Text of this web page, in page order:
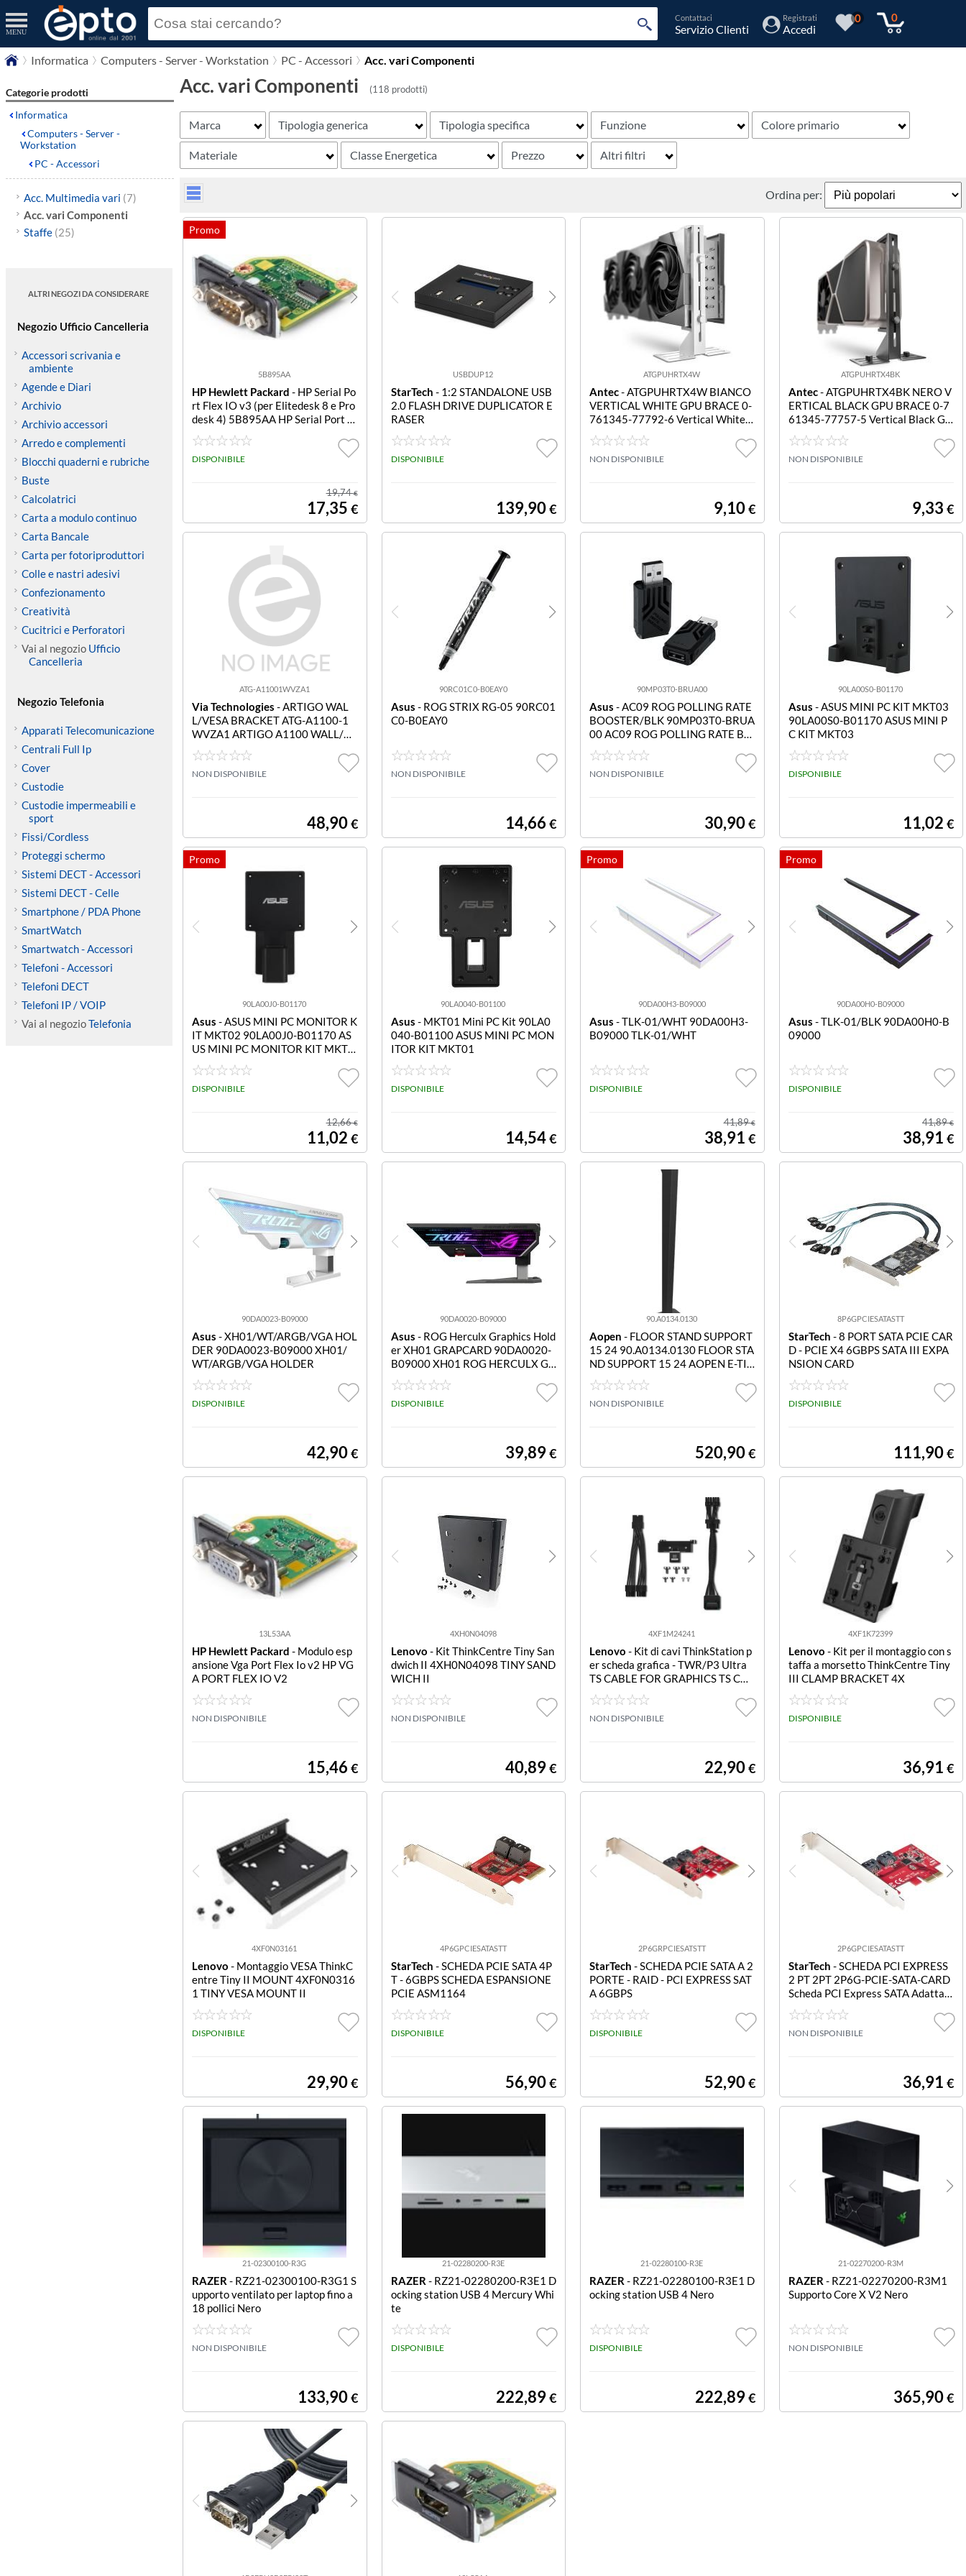
MENU
Contattaci
Servizio Clienti
Registrati
Accedi
0 0
Informatica Computers - Server - Workstation PC - Accessori Acc. vari Componenti
Categorie prodotti
Informatica
Computers - Server -
Workstation
PC - Accessori
Acc. Multimedia vari (7)
Acc. vari Componenti
Staffe (25)
ALTRI NEGOZI DA CONSIDERARE
Negozio Ufficio Cancelleria
Accessori scrivania e
ambiente
Agende e Diari
Archivio
Archivio accessori
Arredo e complementi
Blocchi quaderni e rubriche
Buste
Calcolatrici
Carta a modulo continuo
Carta Bancale
Carta per fotoriproduttori
Colle e nastri adesivi
Confezionamento
Creatività
Cucitrici e Perforatori
Vai al negozio Ufficio
Cancelleria
Negozio Telefonia
Apparati Telecomunicazione
Centrali Full Ip
Cover
Custodie
Custodie impermeabili e
sport
Fissi/Cordless
Proteggi schermo
Sistemi DECT - Accessori
Sistemi DECT - Celle
Smartphone / PDA Phone
SmartWatch
Smartwatch - Accessori
Telefoni - Accessori
Telefoni DECT
Telefoni IP / VOIP
Vai al negozioTelefonia
Acc. vari Componenti (118 prodotti)
Marca Tipologia generica Tipologia specifica Funzione Colore primario
Materiale Classe Energetica Prezzo Altri filtri
Ordina per:
5B895AA
HP Hewlett Packard - HP Serial Po
rt Flex IO v3 (per Elitedesk 8 e Pro
desk 4) 5B895AA HP Serial Port v
3 Flex IO
DISPONIBILE
19,74€
17,35 €
USBDUP12
StarTech - 1:2 STANDALONE USB
2.0 FLASH DRIVE DUPLICATOR E
RASER
DISPONIBILE
139,90€
ATGPUHRTX4W
Antec- ATGPUHRTX4W BIANCO
VERTICAL WHITE GPU BRACE 0-
761345-77792-6 Vertical White
GPU Brace
NON DISPONIBILE
9,10€
ATGPUHRTX4BK
Antec- ATGPUHRTX4BK NERO V
ERTICAL BLACK GPU BRACE 0-7
61345-77757-5 Vertical Black GP
U Brace
NON DISPONIBILE
9,33 €
ATG-A11001WVZA1
Via Technologies - ARTIGO WAL
L/VESA BRACKET ATG-A1100-1
WVZA1 ARTIGO A1100 WALL/VE
SA BRACKET
NON DISPONIBILE
48,90€
90RC01C0-B0EAY0
Asus - ROG STRIX RG-05 90RC01
C0-B0EAY0
NON DISPONIBILE
14,66 €
90MP03T0-BRUA00
Asus - AC09 ROG POLLING RATE
BOOSTER/BLK 90MP03T0-BRUA
00 AC09 ROG POLLING RATE BO
OSTER/BLK
NON DISPONIBILE
30,90€
90LA00S0-B01170
Asus - ASUS MINI PC KIT MKT03
90LA00S0-B01170 ASUS MINI P
C KIT MKT03
DISPONIBILE
11,02 €
90LA00J0-B01170
Asus - ASUS MINI PC MONITOR K
IT MKT02 90LA00J0-B01170 AS
US MINI PC MONITOR KIT MKT0
2
DISPONIBILE
12,66€
11,02 €
90LA0040-B01100
Asus - MKT01 Mini PC Kit 90LA0
040-B01100 ASUS MINI PC MON
ITOR KIT MKT01
DISPONIBILE
14,54€
90DA00H3-B09000
Asus - TLK-01/WHT 90DA00H3-
B09000 TLK-01/WHT
DISPONIBILE
41,89€
38,91 €
90DA00H0-B09000
Asus - TLK-01/BLK 90DA00H0-B
09000
DISPONIBILE
41,89€
38,91 €
90DA0023-B09000
Asus - XH01/WT/ARGB/VGA HOL
DER 90DA0023-B09000 XH01/
WT/ARGB/VGA HOLDER
DISPONIBILE
42,90€
90DA0020-B09000
Asus - ROG Herculx Graphics Hold
er XH01 GRAPCARD 90DA0020-
B09000 XH01 ROG HERCULX GR
APCARD HOLD
DISPONIBILE
39,89€
90.A0134.0130
Aopen - FLOOR STAND SUPPORT
15 24 90.A0134.0130 FLOOR STA
ND SUPPORT 15 24 AOPEN E-TIL
E OUTLINE DIMENSION VESA 75
X75MM 100X100MM COMPATI
BLE: SIZE : 360(W)
NON DISPONIBILE
520,90€
8P6GPCIESATASTT
StarTech - 8 PORT SATA PCIE CAR
D - PCIE X4 6GBPS SATA III EXPA
NSION CARD
DISPONIBILE
111,90€
13L53AA
HP Hewlett Packard - Modulo esp
ansione Vga Port Flex Io v2 HP VG
A PORT FLEX IO V2
NON DISPONIBILE
15,46 €
4XH0N04098
Lenovo - Kit ThinkCentre Tiny San
dwich II 4XH0N04098 TINY SAND
WICH II
NON DISPONIBILE
40,89€
4XF1M24241
Lenovo - Kit di cavi ThinkStation p
er scheda grafica - TWR/P3 Ultra
TS CABLE FOR GRAPHICS TS CAB
LE KIT FOR GRAPHICS CARD
NON DISPONIBILE
22,90€
4XF1K72399
Lenovo - Kit per il montaggio con s
taffa a morsetto ThinkCentre Tiny
III CLAMP BRACKET 4X
DISPONIBILE
36,91 €
4XF0N03161
Lenovo - Montaggio VESA ThinkC
entre Tiny II MOUNT 4XF0N0316
1 TINY VESA MOUNT II
DISPONIBILE
29,90€
4P6GPCIESATASTT
StarTech - SCHEDA PCIE SATA 4P
T - 6GBPS SCHEDA ESPANSIONE
PCIE ASM1164
DISPONIBILE
56,90€
2P6GRPCIESATSTT
StarTech - SCHEDA PCIE SATA A 2
PORTE - RAID - PCI EXPRESS SAT
A 6GBPS
DISPONIBILE
52,90€
2P6GPCIESATASTT
StarTech - SCHEDA PCI EXPRESS
2 PT 2PT 2P6G-PCIE-SATA-CARD
Scheda PCI Express SATA Adattat
ore PCIe SATA 2 Porte 6Gbps
NON DISPONIBILE
36,91 €
21-02300100-R3G
RAZER - RZ21-02300100-R3G1 S
upporto ventilato per laptop fino a
18 pollici Nero
NON DISPONIBILE
133,90€
21-02280200-R3E
RAZER - RZ21-02280200-R3E1 D
ocking station USB 4 Mercury Whi
te
DISPONIBILE
222,89€
21-02280100-R3E
RAZER - RZ21-02280100-R3E1 D
ocking station USB 4 Nero
DISPONIBILE
222,89€
21-02270200-R3M
RAZER - RZ21-02270200-R3M1
Supporto Core X V2 Nero
NON DISPONIBILE
365,90€